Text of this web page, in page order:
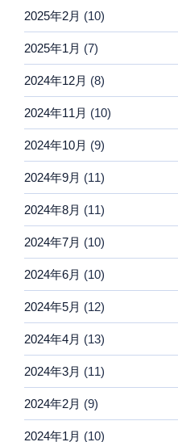
2025年2月 (10)
2025年1月 (7)
2024年12月 (8)
2024年11月 (10)
2024年10月 (9)
2024年9月 (11)
2024年8月 (11)
2024年7月 (10)
2024年6月 (10)
2024年5月 (12)
2024年4月 (13)
2024年3月 (11)
2024年2月 (9)
2024年1月 (10)